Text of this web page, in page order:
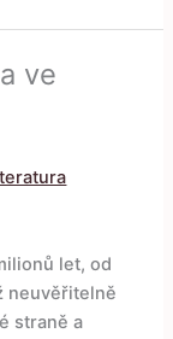
ve
let, od
neuvěřitelně
straně a